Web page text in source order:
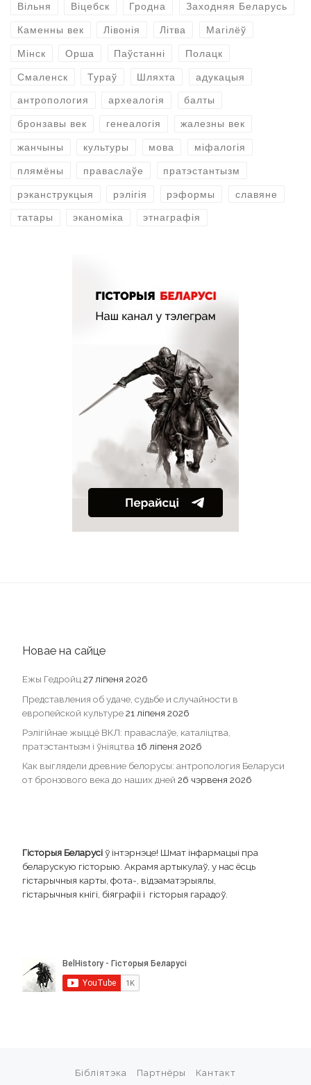
Вільня Віцебск Гродна Заходняя Беларусь
Каменны век Лівонія Літва Магілёў
Мінск Орша Паўстанні Полацк
Смаленск Тураў Шляхта адукацыя
антропология археалогія балты
бронзавы век генеалогія жалезны век
жанчыны культуры мова міфалогія
плямёны праваслаўе пратэстантызм
рэканструкцыя рэлігія рэформы славяне
татары эканоміка этнаграфія
Новае на сайце
Ежы Гедройц 27 ліпеня 2026
Представления об удаче, судьбе и случайности в
европейской культуре21 ліпеня 2026
Рэлігійнае жыццё ВКЛ: праваслаўе, каталіцтва,
пратэстантызм і ўніяцтва 16 ліпеня 2026
Как выглядели древние белорусы: антропология Беларуси
от бронзового века до наших дней 26 чэрвеня 2026
Гісторыя Беларусіў інтэрнэце! Шмат інфармацыі пра
беларускую гісторыю. Акрамя артыкулаў, у нас ёсць
гістарычныя карты, фота-, відэаматэрыялы,
гістарычныя кнігі, біяграфіі і гісторыя гарадоў.
Бібліятэка Партнёры
Кантакт